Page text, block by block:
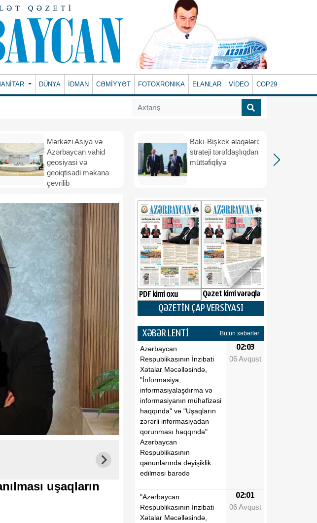
DÜNYA İDMAN CƏMİYYƏT FOTOXRONIKA ELANLAR VİDEO COP29
Mərkəzi Asiya və
Azərbaycan vahid
geosiyasi və
geoiqtisadi məkana
çevrilib
Bakı-Bişkek əlaqələri:
strateji tərəfdaşlıqdan
müttəfiqliyə
uşaqların
PDF kimi oxu Qəzet kimi vərəqlə
QƏZETİN ÇAP VERSİYASI
XƏBƏR LENTİ Bütün xəbərlər
Azərbaycan
Respublikasının İnzibati
Xətalar Məcəlləsində,
"İnformasiya,
informasiyalaşdırma və
informasiyanın mühafizəsi
haqqında" və "Uşaqların
zərərli informasiyadan
qorunması haqqında"
Azərbaycan
Respublikasının
qanunlarında dəyişiklik
edilməsi barədə
02:03
06 Avqust
"Azərbaycan
Respublikasının İnzibati
Xətalar Məcəlləsində,
02:01
06 Avqust